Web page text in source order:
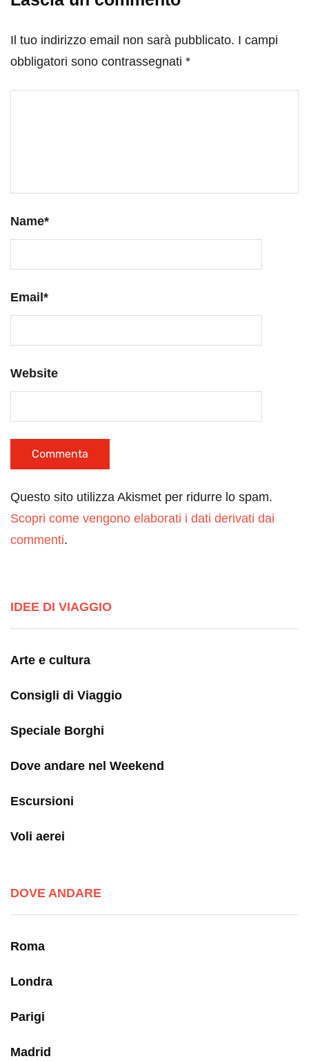
Il tuo indirizzo email non sarà pubblicato. I campi
obbligatori sono contrassegnati *
Name*
Email*
Website
Questo sito utilizza Akismet per ridurre lo spam.
Scopri come vengono elaborati i dati derivati dai
commenti.
IDEE DI VIAGGIO
Arte e cultura
Consigli di Viaggio
Speciale Borghi
Dove andare nel Weekend
Escursioni
Voli aerei
DOVE ANDARE
Roma
Londra
Parigi
Madrid